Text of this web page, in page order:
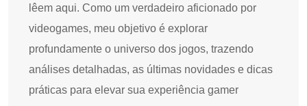
lêem aqui. Como um verdadeiro aficionado por
videogames, meu objetivo é explorar
profundamente o universo dos jogos, trazendo
análises detalhadas, as últimas novidades e dicas
práticas para elevar sua experiência gamer